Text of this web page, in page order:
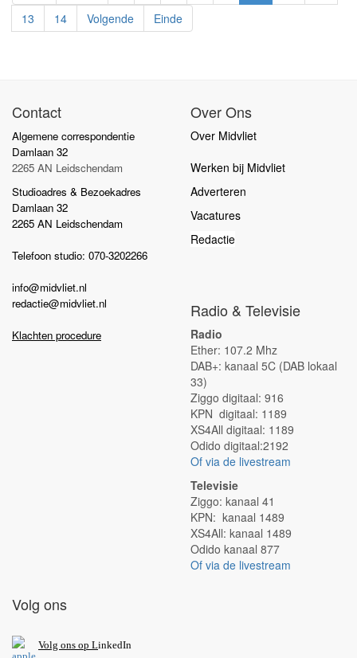
13
14 Volgende Einde
Contact
Algemene correspondentie
Damlaan 32
2265 AN Leidschendam
Studioadres & Bezoekadres
Damlaan 32
2265 AN Leidschendam
Telefoon studio: 070-3202266
info@midvliet.nl
redactie@midvliet.nl
Klachten procedure
Over Ons
Over Midvliet
Werken bij Midvliet
Adverteren
Vacatures
Redactie
Radio & Televisie
Radio
Ether: 107.2 Mhz
DAB+: kanaal 5C (DAB lokaal
33)
Ziggo digitaal: 916
KPN digitaal: 1189
XS4All digitaal: 1189
Odido digitaal:2192
Of via de livestream
Televisie
Ziggo: kanaal 41
KPN: kanaal 1489
XS4All: kanaal 1489
Odido kanaal 877
Of via de livestream
Volg ons
Volg ons op LinkedIn